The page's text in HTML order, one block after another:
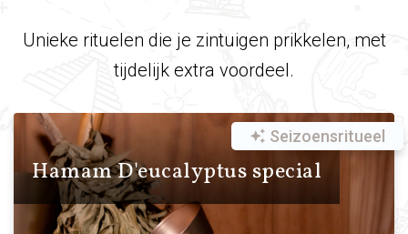
Unieke rituelen die je zintuigen prikkelen, met
tijdelijk extra voordeel.
Hamam D'eucalyptus special
Seizoensritueel